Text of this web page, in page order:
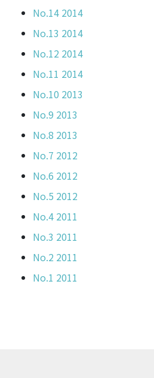
No.14 2014
No.13 2014
No.12 2014
No.11 2014
No.10 2013
No.9 2013
No.8 2013
No.7 2012
No.6 2012
No.5 2012
No.4 2011
No.3 2011
No.2 2011
No.1 2011